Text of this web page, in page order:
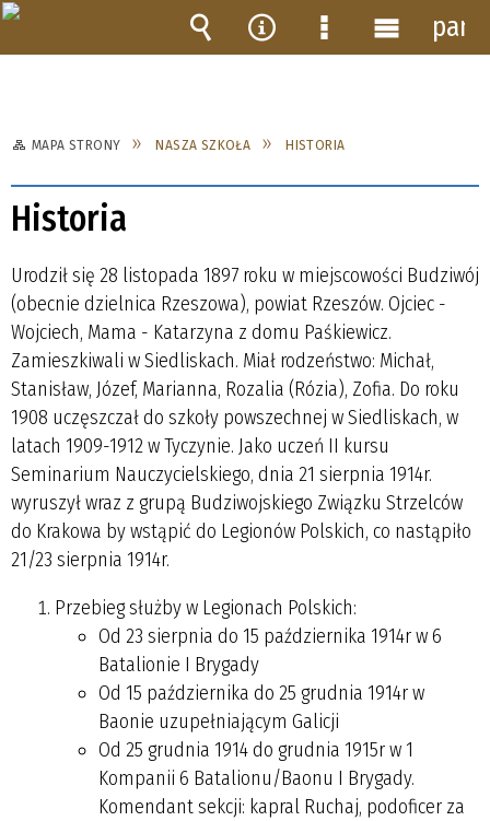
MAPA STRONY NASZA SZKOŁA HISTORIA
Historia
Urodził się 28 listopada 1897 roku w miejscowości Budziwój
(obecnie dzielnica Rzeszowa), powiat Rzeszów. Ojciec -
Wojciech, Mama - Katarzyna z domu Paśkiewicz.
Zamieszkiwali w Siedliskach. Miał rodzeństwo: Michał,
Stanisław, Józef, Marianna, Rozalia (Rózia), Zofia. Do roku
1908 uczęszczał do szkoły powszechnej w Siedliskach, w
latach 1909-1912 w Tyczynie. Jako uczeń II kursu
Seminarium Nauczycielskiego, dnia 21 sierpnia 1914r.
wyruszył wraz z grupą Budziwojskiego Związku Strzelców
do Krakowa by wstąpić do Legionów Polskich, co nastąpiło
21/23 sierpnia 1914r.
Przebieg służby w Legionach Polskich:
Od 23 sierpnia do 15 października 1914r w 6
Batalionie I Brygady
Od 15 października do 25 grudnia 1914r w
Baonie uzupełniającym Galicji
Od 25 grudnia 1914 do grudnia 1915r w 1
Kompanii 6 Batalionu/Baonu I Brygady.
Komendant sekcji: kapral Ruchaj, podoficer za
Wyszukiwarka
Narzędzia
MenuMenu